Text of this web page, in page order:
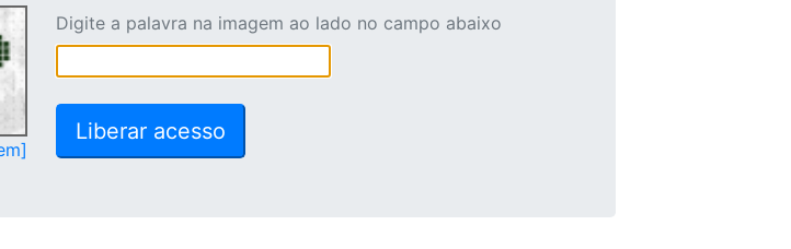
Digite a palavra na imagem ao lado no campo abaixo